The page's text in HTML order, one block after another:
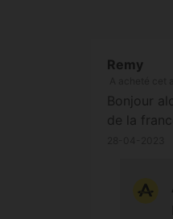
Remy
Bonjour
de la